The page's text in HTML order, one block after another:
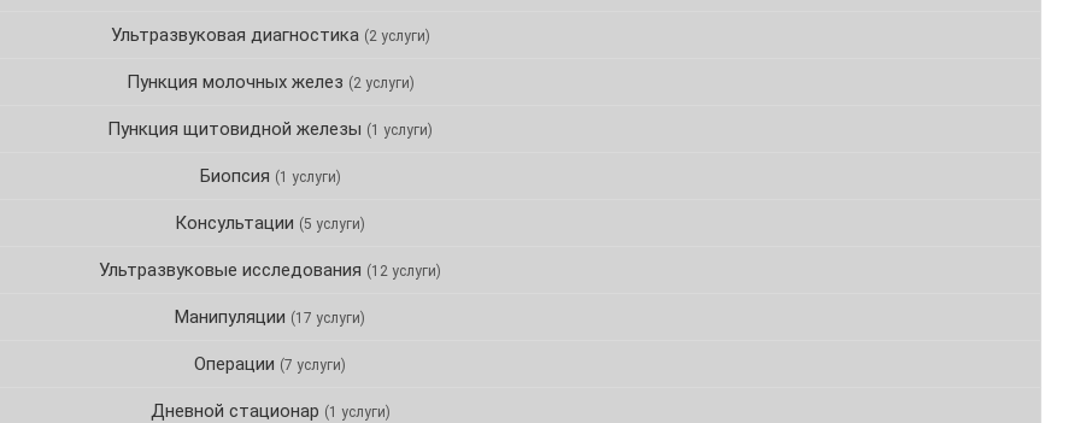
Ультразвуковая диагностика (2 услуги)
Пункция молочных желез (2 услуги)
Пункция щитовидной железы (1 услуги)
Биопсия (1 услуги)
Консультации (5 услуги)
Ультразвуковые исследования (12 услуги)
Манипуляции (17 услуги)
Операции (7 услуги)
Дневной стационар (1 услуги)